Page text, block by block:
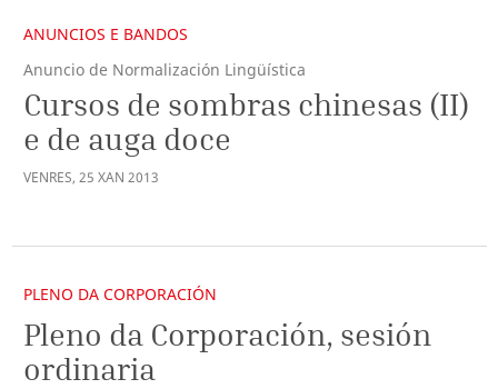
ANUNCIOS E BANDOS
Anuncio de Normalización Lingüística
Cursos de sombras chinesas (II)
e de auga doce
VENRES, 25 XAN 2013
PLENO DA CORPORACIÓN
Pleno da Corporación, sesión
ordinaria